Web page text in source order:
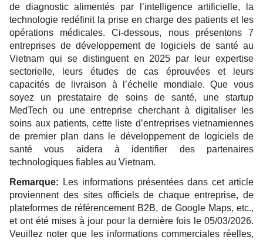
de diagnostic alimentés par l’intelligence artificielle, la
technologie redéfinit la prise en charge des patients et les
opérations médicales. Ci-dessous, nous présentons 7
entreprises de développement de logiciels de santé au
Vietnam qui se distinguent en 2025 par leur expertise
sectorielle, leurs études de cas éprouvées et leurs
capacités de livraison à l’échelle mondiale. Que vous
soyez un prestataire de soins de santé, une startup
MedTech ou une entreprise cherchant à digitaliser les
soins aux patients, cette liste d’entreprises vietnamiennes
de premier plan dans le développement de logiciels de
santé vous aidera à identifier des partenaires
technologiques fiables au Vietnam.
Remarque: Les informations présentées dans cet article
proviennent des sites officiels de chaque entreprise, de
plateformes de référencement B2B, de Google Maps, etc.,
et ont été mises à jour pour la dernière fois le 05/03/2026.
Veuillez noter que les informations commerciales réelles,